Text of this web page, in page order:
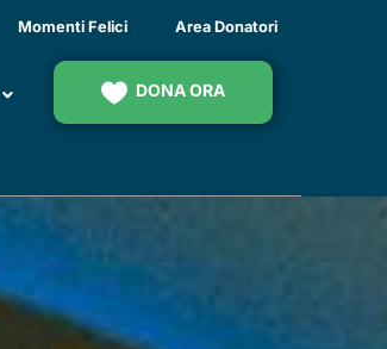
Momenti Felici Area Donatori
DONA ORA
DI